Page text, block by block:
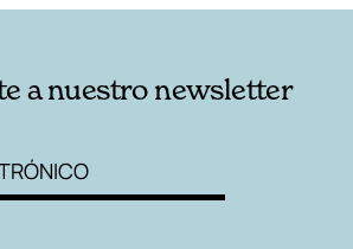
a nuestro newsletter